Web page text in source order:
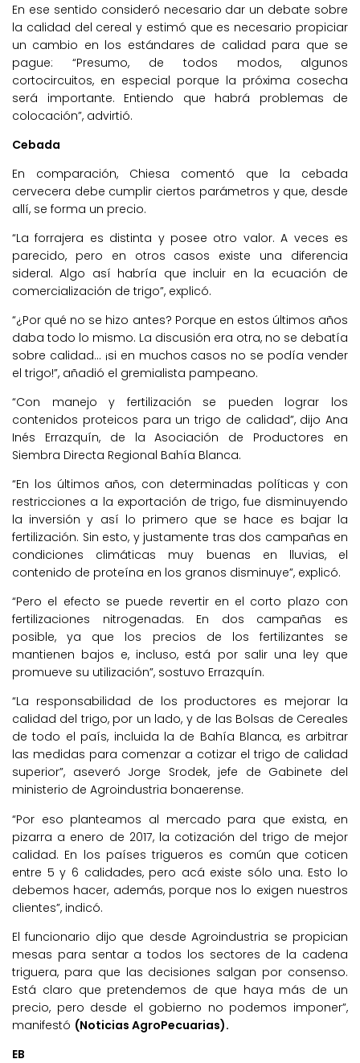
En ese sentido consideró necesario dar un debate sobre
la calidad del cereal y estimó que es necesario propiciar
un cambio en los estándares de calidad para que se
pague: “Presumo, de todos modos, algunos
cortocircuitos, en especial porque la próxima cosecha
será importante. Entiendo que habrá problemas de
colocación”, advirtió.
Cebada
En comparación, Chiesa comentó que la cebada
cervecera debe cumplir ciertos parámetros y que, desde
allí, se forma un precio.
“La forrajera es distinta y posee otro valor. A veces es
parecido, pero en otros casos existe una diferencia
sideral. Algo así habría que incluir en la ecuación de
comercialización de trigo”, explicó.
“¿Por qué no se hizo antes? Porque en estos últimos años
daba todo lo mismo. La discusión era otra, no se debatía
sobre calidad… ¡si en muchos casos no se podía vender
el trigo!”, añadió el gremialista pampeano.
“Con manejo y fertilización se pueden lograr los
contenidos proteicos para un trigo de calidad”, dijo Ana
Inés Errazquín, de la Asociación de Productores en
Siembra Directa Regional Bahía Blanca.
“En los últimos años, con determinadas políticas y con
restricciones a la exportación de trigo, fue disminuyendo
la inversión y así lo primero que se hace es bajar la
fertilización. Sin esto, y justamente tras dos campañas en
condiciones climáticas muy buenas en lluvias, el
contenido de proteína en los granos disminuye”, explicó.
“Pero el efecto se puede revertir en el corto plazo con
fertilizaciones nitrogenadas. En dos campañas es
posible, ya que los precios de los fertilizantes se
mantienen bajos e, incluso, está por salir una ley que
promueve su utilización”, sostuvo Errazquín.
“La responsabilidad de los productores es mejorar la
calidad del trigo, por un lado, y de las Bolsas de Cereales
de todo el país, incluida la de Bahía Blanca, es arbitrar
las medidas para comenzar a cotizar el trigo de calidad
superior”, aseveró Jorge Srodek, jefe de Gabinete del
ministerio de Agroindustria bonaerense.
“Por eso planteamos al mercado para que exista, en
pizarra a enero de 2017, la cotización del trigo de mejor
calidad. En los países trigueros es común que coticen
entre 5 y 6 calidades, pero acá existe sólo una. Esto lo
debemos hacer, además, porque nos lo exigen nuestros
clientes”, indicó.
El funcionario dijo que desde Agroindustria se propician
mesas para sentar a todos los sectores de la cadena
triguera, para que las decisiones salgan por consenso.
Está claro que pretendemos de que haya más de un
precio, pero desde el gobierno no podemos imponer”,
manifestó (Noticias AgroPecuarias).
EB